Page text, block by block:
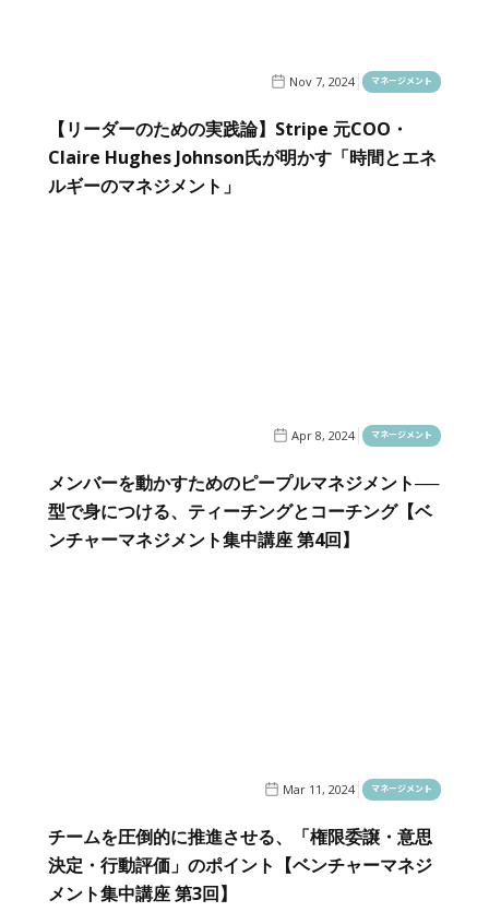
Nov 7, 2024 マネージメント
【リーダーのための実践論】Stripe 元COO・
Claire Hughes Johnson氏が明かす「時間とエネ
ルギーのマネジメント」
Apr 8, 2024 マネージメント
メンバーを動かすためのピープルマネジメント──
型で身につける、ティーチングとコーチング【ベ
ンチャーマネジメント集中講座 第4回】
Mar 11, 2024 マネージメント
チームを圧倒的に推進させる、「権限委譲・意思
決定・行動評価」のポイント【ベンチャーマネジ
メント集中講座 第3回】